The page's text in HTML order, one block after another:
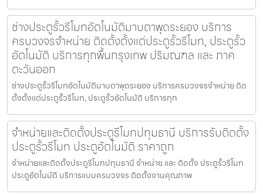
ช่างประตูรั้วรีโมทอัตโนมัติมาบตาพุดระยอง บริการ
ครบวงจรจำหน่าย ติดตั้งตั้งแต่ประตูรั้วรีโมท, ประตูรั้ว
อัตโนมัติ บริการทุกพื้นกรุงเทพ ปริมณฑล และ ภาค
ตะวันออก
ช่างประตูรั้วรีโมทอัตโนมัติมาบตาพุดระยอง บริการครบวงจรจำหน่าย ติด
ตั้งตั้งแต่ประตูรั้วรีโมท, ประตูรั้วอัตโนมัติ บริการทุก
จำหน่ายและติดตั้งประตูรีโมทปทุมธานี บริการรับติดตั้ง
ประตูรั้วรีโมท ประตูอัตโนมัติ ราคาถูก
จำหน่ายและติดตั้งประตูรีโมทปทุมธานี จำหน่าย และ ติดตั้ง ประตูรั้วรีโมท
ประตูอัตโนมัติ บริการแบบครบวงจร ติดตั้งงานคุณภาพ